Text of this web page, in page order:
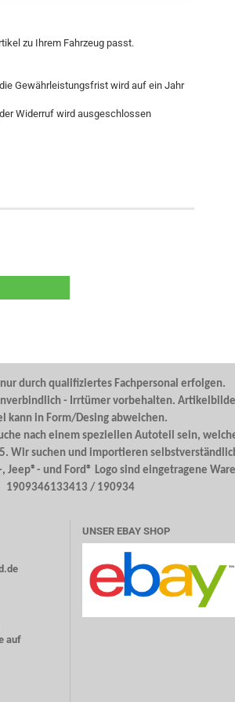
zu Ihrem Fahrzeug passt.
Gewährleistungsfrist wird auf ein Jahr
Widerruf wird ausgeschlossen
durch qualifiziertes Fachpersonal erfolgen.
- Irrtümer vorbehalten.
kann in Form/Desing abweichen.
nach einem speziellen Autoteil sein,
Wir suchen und importieren
und Ford® Logo sind eingetragene
1909346133413 / 190934
auf
UNSER EBAY SHOP